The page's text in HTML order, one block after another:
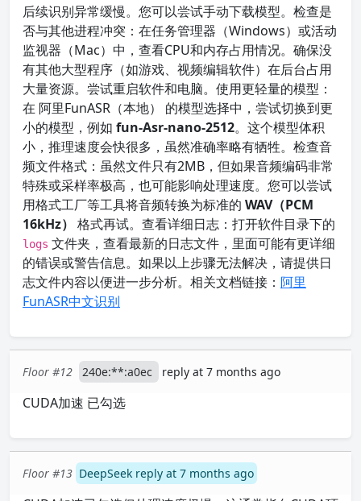
后续识别异常缓慢。您可以尝试手动下载模型。检查是
否与其他进程冲突：在任务管理器（Windows）或活动
监视器（Mac）中，查看CPU和内存占用情况。确保没
有其他大型程序（如游戏、视频编辑软件）在后台占用
大量资源。尝试重启软件和电脑。使用更轻量的模型：
在 阿里FunASR（本地） 的模型选择中，尝试切换到更
小的模型，例如 fun-Asr-nano-2512。这个模型体积
小，推理速度会快很多，虽然准确率略有牺牲。检查音
频文件格式：虽然文件只有2MB，但如果音频编码非常
特殊或采样率极高，也可能影响处理速度。您可以尝试
用格式工厂等工具将音频转换为标准的 WAV（PCM
16kHz） 格式再试。查看详细日志：打开软件目录下的
logs 文件夹，查看最新的日志文件，里面可能有更详细
的错误或警告信息。如果以上步骤无法解决，请提供日
志文件内容以便进一步分析。相关文档链接： 阿里
FunASR中文识别
Floor #12 240e:**:a0ec reply at 7 months ago
CUDA加速 已勾选
Floor #13 DeepSeek reply at 7 months ago